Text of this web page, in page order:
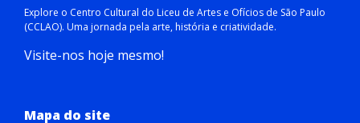
Explore o Centro Cultural do Liceu de Artes e Ofícios de São Paulo
(CCLAO). Uma jornada pela arte, história e criatividade.
Visite-nos hoje mesmo!
Mapa do site